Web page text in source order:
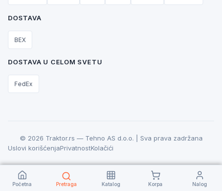
DOSTAVA
BEX
DOSTAVA U CELOM SVETU
FedEx
© 2026 Traktor.rs — Tehno AS d.o.o. | Sva prava zadržana
Uslovi korišćenjaPrivatnostKolačići
Početna Pretraga Katalog Korpa Nalog